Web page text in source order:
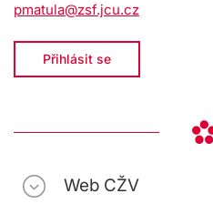
pmatula@zsf.jcu.cz
Přihlásit se
Web CŽV